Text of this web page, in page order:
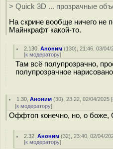
> Quick 3D ... прозрачные
На скрине вообще ничего не
Майнкрафт какой-то.
2.130 ,Аноним (130), 21:46, 03/04/
[к модератору]
Там всё полупрозрачно,
полупрозрачное
1.30 ,Аноним (30), 23:22, 02/04/2025 [
[к модератору]
Оффтоп конечно, но, о боже,
2.32 ,Аноним (32), 23:40, 02/04/
[к модератору]